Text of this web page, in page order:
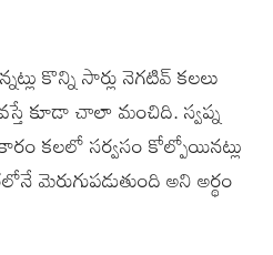
కొన్ని సార్లు నెగటివ్ కలలు
కూడా చాలా మంచిది. స్వప్న
కలలో సర్వసం కోల్పోయినట్లు
మెరుగుపడుతుంది అని అర్థం